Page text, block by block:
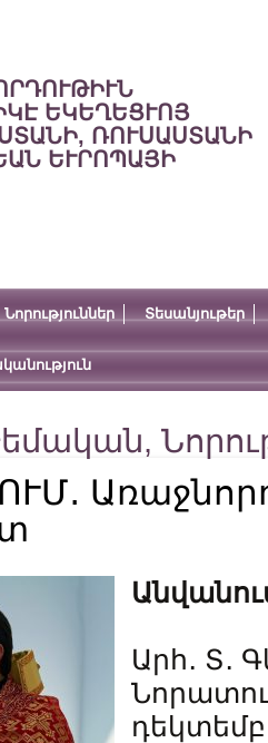
ԵԿԵՂԵՑՒՈՅ
ՌՈՒՍԱՍՏԱՆԻ
ԵՒՐՈՊԱՅԻ
Նորություններ Տեսանյութեր
,
Արհ․ Տ․